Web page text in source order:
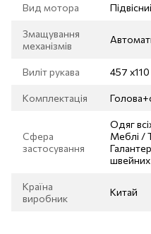
Вид мотора
Змащування
механізмів
Виліт рукава 457 х110
Комплектація
Сфера
застосування
Одяг
Меблі /
швейних
Країна
виробник
Китай